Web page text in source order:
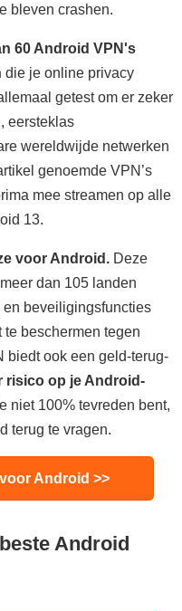
bleven crashen.
60 Android VPN's
die je online privacy
getest om er zeker
eersteklas
wereldwijde netwerken
genoemde VPN’s
mee streamen op alle
13.
voor Android. Deze
dan 105 landen
beveiligingsfuncties
beschermen tegen
biedt ook een geld-terug-
risico op je Android-
niet 100% tevreden bent,
terug te vragen.
Android >>
Android